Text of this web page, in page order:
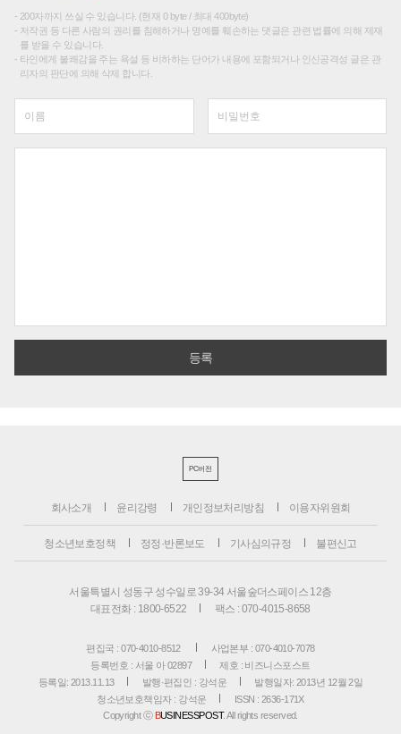
200자까지 쓰실 수 있습니다. (현재 0 byte / 최대 400byte)
저작권 등 다른 사람의 권리를 침해하거나 명예를 훼손하는 댓글은 관련 법률에 의해 제재
를 받을 수 있습니다.
타인에게 불쾌감을 주는 욕설 등 비하하는 단어가 내용에 포함되거나 인신공격성 글은 관
리자의 판단에 의해 삭제 합니다.
PC버전
회사소개 윤리강령 개인정보처리방침 이용자위원회
청소년보호정책 정정·반론보도 기사심의규정 불편신고
서울특별시 성동구 성수일로 39-34 서울숲더스페이스 12층
대표전화 : 1800-6522
팩스 : 070-4015-8658
편집국 : 070-4010-8512
사업본부 : 070-4010-7078
등록번호 : 서울 아 02897
제호 : 비즈니스포스트
등록일: 2013.11.13
발행·편집인 : 강석운
발행일자: 2013년 12월 2일
청소년보호책임자 : 강석운
ISSN : 2636-171X
Copyright ⓒ BUSINESSPOST. All rights reserved.